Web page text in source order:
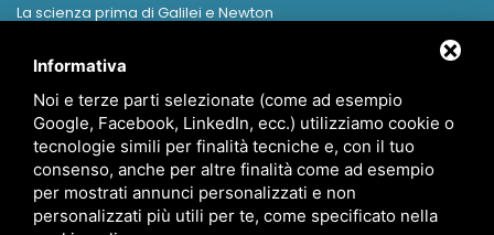
La scienza prima di Galilei e Newton
Home
Presentazione
Canapa
News
Contatti
Informativa
Noi e terze parti selezionate (come ad esempio
Google, Facebook, LinkedIn, ecc.) utilizziamo cookie o
tecnologie simili per finalità tecniche e, con il tuo
consenso, anche per altre finalità come ad esempio
per mostrati annunci personalizzati e non
personalizzati più utili per te, come specificato nella